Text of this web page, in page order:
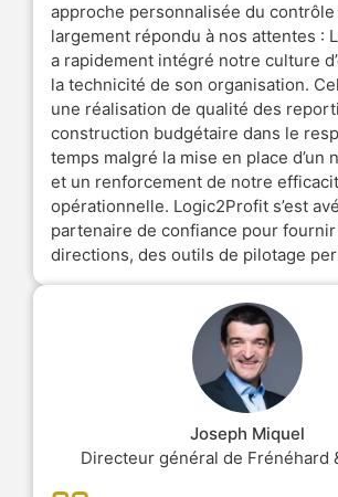
approche personnalisée du
largement répondu à nos attentes :
a rapidement intégré notre culture
la technicité de son organisation.
une réalisation de qualité des
construction budgétaire dans le
temps malgré la mise en place d’un
et un renforcement de notre
opérationnelle. Logic2Profit s’est
partenaire de confiance pour fournir
directions, des outils de pilotage
Joseph Miquel
Directeur général de Frénéhard